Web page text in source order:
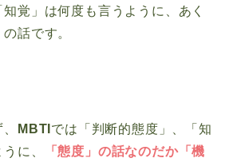
覚」は何度も言うように、あく
話です。
MBTI では「判断的態度」、「知
に、
「態度」の話なのだか「機